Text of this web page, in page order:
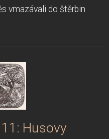
vmazávali do štěrbin
Husovy